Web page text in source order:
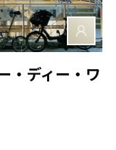
・ディー・ワ